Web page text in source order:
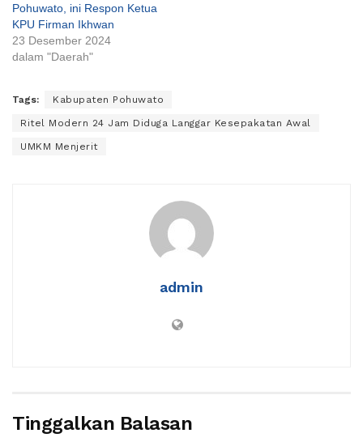
Pohuwato, ini Respon Ketua
KPU Firman Ikhwan
23 Desember 2024
dalam "Daerah"
Tags: Kabupaten Pohuwato
Ritel Modern 24 Jam Diduga Langgar Kesepakatan Awal
UMKM Menjerit
admin
Tinggalkan Balasan